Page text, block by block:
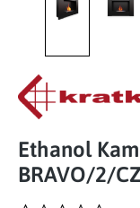
Ethanol
BRAVO/2/